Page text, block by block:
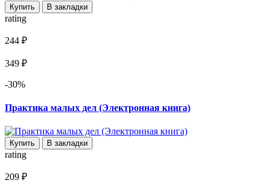
Купить В закладки
rating
244 ₽
349 ₽
-30%
Практика малых дел (Электронная книга)
Купить В закладки
rating
209 ₽